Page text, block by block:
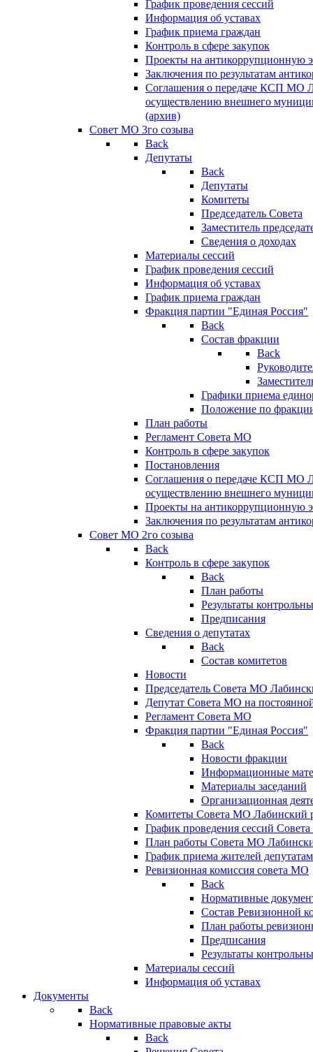
График проведения сессий
Информация об уставах
График приема граждан
Контроль в сфере закупок
Проекты на антикоррупционную
Заключения по результатам
Соглашения о передаче КСП МО
осуществлению внешнего
(архив)
Совет МО 3го созыва
Back
Депутаты
Back
Депутаты
Комитеты
Председатель Совета
Заместитель
Сведения о доходах
Материалы сессий
График проведения сессий
Информация об уставах
График приема граждан
Фракция партии "Единая Россия"
Back
Состав фракции
Back
Графики приема
Положение по
План работы
Регламент Совета МО
Контроль в сфере закупок
Постановления
Соглашения о передаче КСП МО
осуществлению внешнего
Проекты на антикоррупционную
Заключения по результатам
Совет МО 2го созыва
Back
Контроль в сфере закупок
Back
План работы
Результаты
Предписания
Сведения о депутатах
Back
Состав комитетов
Новости
Председатель Совета МО
Депутат Совета МО на
Регламент Совета МО
Фракция партии "Единая Россия"
Back
Новости фракции
Информационные
Материалы заседаний
Организационная
Комитеты Совета МО Лабинский
График проведения сессий
План работы Совета МО
График приема жителей
Ревизионная комиссия совета МО
Back
Нормативные
Состав Ревизионной
План работы
Предписания
Результаты
Материалы сессий
Информация об уставах
Документы
Back
Нормативные правовые акты
Back